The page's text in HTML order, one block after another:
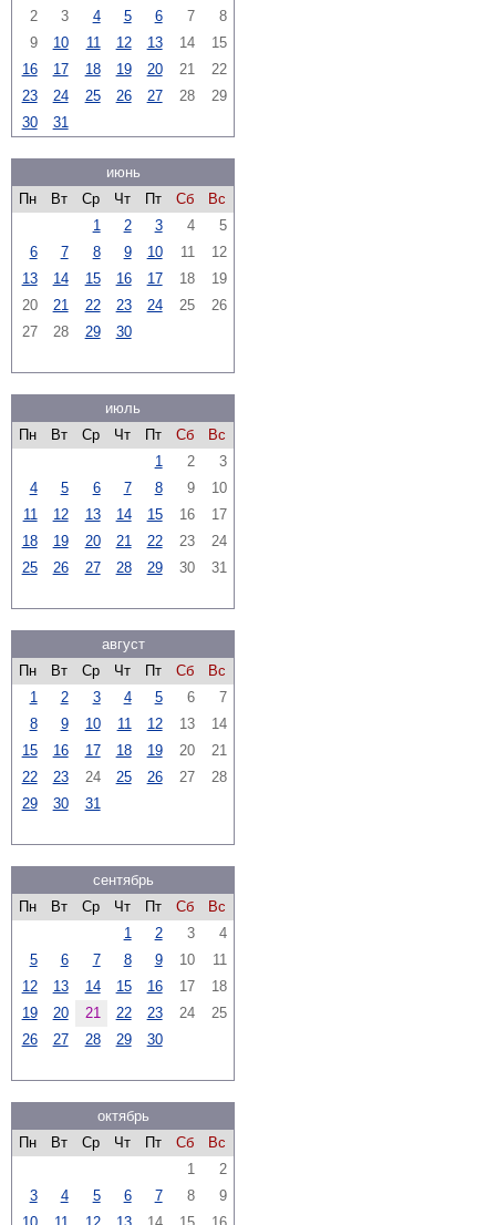
2
3 4 5 6 7
8
9
10 11 12 13 14
15
16
17 18 19 20 21
22
23
24 25 26 27 28
29
30
31
июнь
Пн
Вт Ср Чт Пт Сб
Вс
1
2 3 4
5
6
7 8 9 10 11
12
13
14 15 16 17 18
19
20
21 22 23 24 25
26
27
28 29 30
июль
Пн
Вт Ср Чт Пт Сб
Вс
1
2
3
4
5 6 7 8 9
10
11
12 13 14 15 16
17
18
19 20 21 22 23
24
25
26 27 28 29 30 31
август
Пн
Вт Ср Чт Пт Сб
Вс
1
2 3 4 5 6
7
8
9 10 11 12 13
14
15
16 17 18 19 20
21
22
23 24 25 26 27
28
29
30 31
сентябрь
Пн
Вт Ср Чт Пт Сб
Вс
1
2 3
4
5
6 7 8 9 10
11
12
13 14 15 16 17
18
19
20 21 22 23 24
25
26
27 28 29 30
октябрь
Пн
Вт Ср Чт Пт Сб
Вс
1
2
3
4 5 6 7 8
9